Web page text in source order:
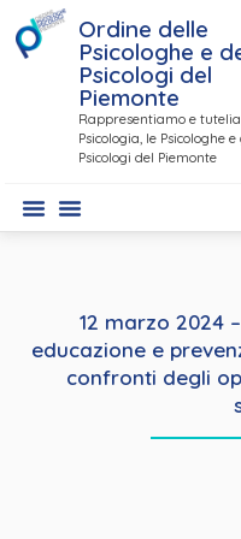
Ordine delle
Psicologhe e
Psicologi del
Piemonte
Rappresentiamo e
Psicologia, le Psicologhe e
Psicologi del Piemonte
12 marzo 2024
educazione e
confronti degli